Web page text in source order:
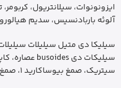
ایزونونوات، سیلانتریول،
آلوئه باربادنسیس، سدیم
سیلیکا دی متیل سیلیلات
سیتریک، صمغ بیوساکارید 1، صمغ زانتان،